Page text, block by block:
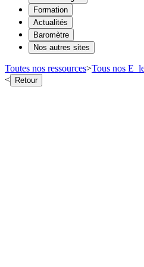
Formation
Actualités
Baromètre
Nos autres sites
Toutes nos ressources>Tous nos
< Retour